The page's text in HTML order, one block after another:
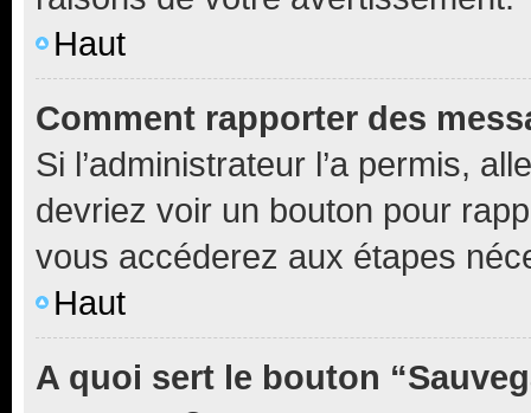
Haut
Comment rapporter des
Si l’administrateur l’a permis,
devriez voir un bouton pour
vous accéderez aux étapes
Haut
A quoi sert le bouton